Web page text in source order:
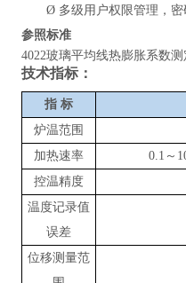
Ø 多级用户权限管理，密
参照标准
4022玻璃平均线热膨胀系数
技术指标：
指 标
炉温范围
加热速率
0.1～
控温精度
温度记录值
误差
位移测量范